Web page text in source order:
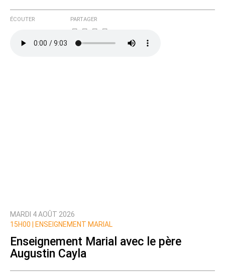
ÉCOUTER PARTAGER
MARDI 4 AOÛT 2026
15H00 |
ENSEIGNEMENT MARIAL
Enseignement Marial avec le père
Augustin Cayla